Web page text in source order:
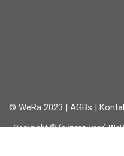
© WeRa 2023 | AGBs |
Copyright © {current_year}